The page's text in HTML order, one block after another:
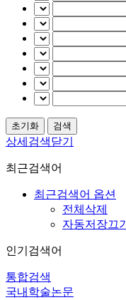
상세검색닫기
최근검색어
최근검색어 옵션
전체삭제
자동저장끄기
인기검색어
통합검색
국내학술논문